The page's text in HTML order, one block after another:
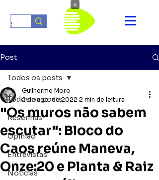
Post
Todos os posts
Resenhas
Opinião
Entrevistas
Notícias
Todos os posts
"Os muros não sabem
escutar": Bloco do
Caos reúne Maneva,
Onze:20 e Planta & Raiz
Guilherme Moro
2 de ago. de 2022 2 min de leitura
×